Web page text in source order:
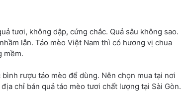
tươi, không dập, cứng chắc. Quả sâu không sao.
lẫn. Táo mèo Việt Nam thì có hương vị chua
mềm.
rượu táo mèo để dùng. Nên chọn mua tại nơi
địa chỉ bán quả táo mèo tươi chất lượng tại Sài Gòn.